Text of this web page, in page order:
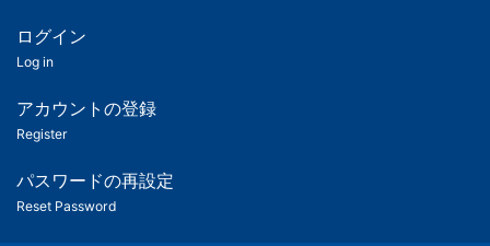
ツ
匿
名
ユ
ー
ログイン
Log in
アカウントの登録
Register
パスワードの再設定
Reset Password